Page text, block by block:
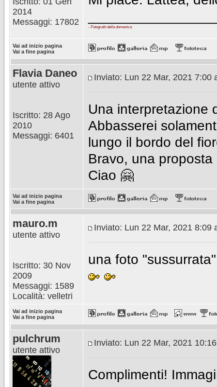
2014
Messaggi: 17802
- Fotografo della domenica
Vai ad inizio pagina
Vai a fine pagina
Flavia Daneo
utente attivo
Iscritto: 28 Ago
2010
Messaggi: 6401
Inviato: Lun 22 Mar, 2021 7:00
Una interpretazione
Abbasserei
lungo il bordo del
Bravo, una
Ciao 🤗
Vai ad inizio pagina
Vai a fine pagina
mauro.m
utente attivo
Iscritto: 30 Nov
2009
Messaggi: 1589
Località: velletri
Inviato: Lun 22 Mar, 2021 8:09
una foto
Vai ad inizio pagina
Vai a fine pagina
pulchrum
utente attivo
Inviato: Lun 22 Mar, 2021
Complimenti!